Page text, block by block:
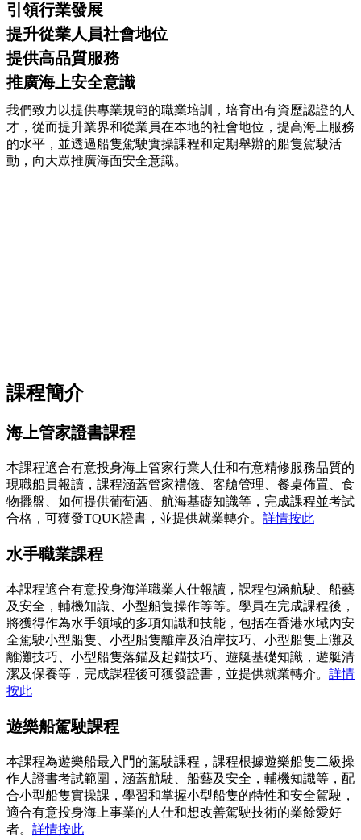
引領行業發展
提升從業人員社會地位
提供高品質服務
推廣海上安全意識
我們致力以提供專業規範的職業培訓，培育出有資歷認證的人
才，從而提升業界和從業員在本地的社會地位，提高海上服務
的水平，並透過船隻駕駛實操課程和定期舉辦的船隻駕駛活
動，向大眾推廣海面安全意識。
課程簡介
海上管家證書課程
本課程適合有意投身海上管家行業人仕和有意精修服務品質的
現職船員報讀，課程涵蓋管家禮儀、客艙管理、餐桌佈置、食
物擺盤、如何提供葡萄酒、航海基礎知識等，完成課程並考試
合格，可獲發TQUK證書，並提供就業轉介。 詳情按此
水手職業課程
本課程適合有意投身海洋職業人仕報讀，課程包涵航駛、船藝
及安全，輔機知識、小型船隻操作等等。學員在完成課程後，
將獲得作為水手領域的多項知識和技能，包括在香港水域內安
全駕駛小型船隻、小型船隻離岸及泊岸技巧、小型船隻上灘及
離灘技巧、小型船隻落錨及起錨技巧、遊艇基礎知識，遊艇清
潔及保養等，完成課程後可獲發證書，並提供就業轉介。 詳情
按此
遊樂船駕駛課程
本課程為遊樂船最入門的駕駛課程，課程根據遊樂船隻二級操
作人證書考試範圍，涵蓋航駛、船藝及安全，輔機知識等，配
合小型船隻實操課，學習和掌握小型船隻的特性和安全駕駛，
適合有意投身海上事業的人仕和想改善駕駛技術的業餘愛好
者。 詳情按此